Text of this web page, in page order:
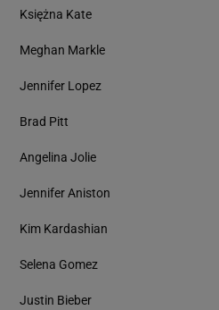
Księżna Kate
Meghan Markle
Jennifer Lopez
Brad Pitt
Angelina Jolie
Jennifer Aniston
Kim Kardashian
Selena Gomez
Justin Bieber